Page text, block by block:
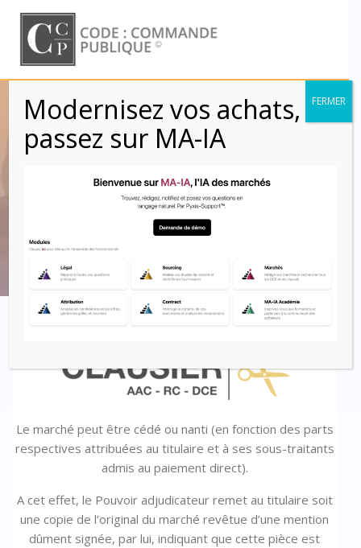
to
content
Nantissement /
cession de créance
(Clauses)
Code : Commande Publique
Le marché peut être cédé ou nanti (en fonction des parts
respectives attribuées au titulaire et à ses sous-traitants
admis au paiement direct).
A cet effet, le Pouvoir adjudicateur remet au titulaire soit
une copie de l’original du marché revêtue d’une mention
dûment signée, par lui, indiquant que cette pièce est
Modernisez vos achats,
passez sur MA-IA
FERMER